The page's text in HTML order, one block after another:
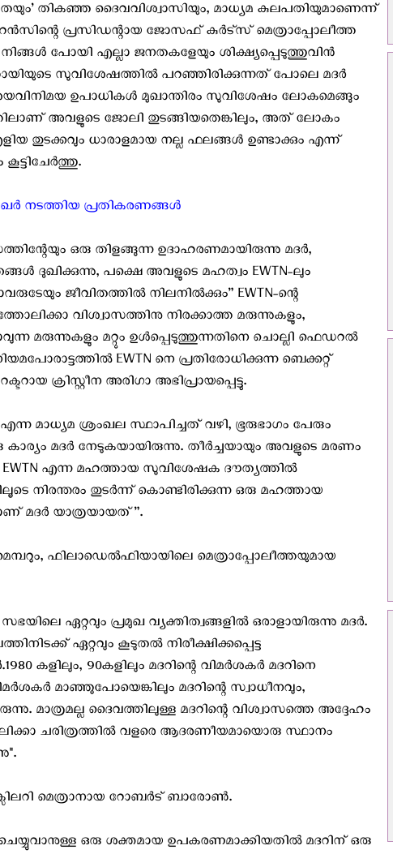
തികഞ്ഞ ദൈവവിശ്വാസിയും, മാധ്യമ കുലപതിയുമാണെന്ന്
പ്രസിഡന്റായ ജോസഫ് കുര്‍ട്സ് മെത്രാപ്പോലീത്ത
പോയി എല്ലാ ജനതകളേയും ശിക്ഷ്യപ്പെടുത്തുവിന്‍
സുവിശേഷത്തില്‍ പറഞ്ഞിരിക്കുന്നത് പോലെ മദര്‍
ഉപാധികള്‍ മുഖാന്തിരം സുവിശേഷം ലോകമെങ്ങും
അവളുടെ ജോലി തുടങ്ങിയതെങ്കിലും, അത് ലോകം
തുടക്കവും ധാരാളമായ നല്ല ഫലങ്ങള്‍ ഉണ്ടാക്കും എന്ന്
നടത്തിയ പ്രതികരണങ്ങള്‍
ഒരു തിളങ്ങുന്ന ഉദാഹരണമായിരുന്നു മദര്‍,
ദുഖിക്കുന്നു, പക്ഷെ അവളുടെ മഹത്വം EWTN-ലും
ജീവിതത്തില്‍ നിലനില്‍ക്കും” EWTN-ന്റെ
വിശ്വാസത്തിനു നിരക്കാത്ത മരുന്നുകളും,
മരുന്നുകളും മറ്റും ഉള്‍പ്പെടുത്തുന്നതിനെ ചൊല്ലി ഫെഡറല്‍
EWTN നെ പ്രതിരോധിക്കുന്ന ബെക്കറ്റ്
ക്രിസ്റ്റീന അരിഗാ അഭിപ്രായപ്പെട്ടു.
മാധ്യമ ശ്രംഖല സ്ഥാപിച്ചത് വഴി, ഭൂരുഭാഗം പേരും
മദര്‍ നേടുകയായിരുന്നു. തീര്‍ച്ചയായും അവളുടെ മരണം
എന്ന മഹത്തായ സുവിശേഷക ദൗത്യത്തില്‍
നിരന്തരം തുടര്‍ന്ന് കൊണ്ടിരിക്കുന്ന ഒരു മഹത്തായ
മദര്‍ യാത്രയായത്”.
ഫിലാഡെല്‍ഫിയായിലെ മെത്രാപ്പോലീത്തയുമായ
ഏറ്റവും പ്രമുഖ വ്യക്തിത്വങ്ങളില്‍ ഒരാളായിരുന്നു മദര്‍.
ഏറ്റവും കൂടുതല്‍ നിരീക്ഷിക്കപ്പെട്ട
കളിലും, 90കളിലും മദറിന്റെ വിമര്‍ശകര്‍ മദറിനെ
മാഞ്ഞുപോയെങ്കിലും മദറിന്റെ സ്വാധീനവും,
മാത്രമല്ല ദൈവത്തിലുള്ള മദറിന്റെ വിശ്വാസത്തെ അദ്ദേഹം
ചരിത്രത്തില്‍ വളരെ ആദരണീയമായൊരു സ്ഥാനം
മെത്രാനായ റോബര്‍ട് ബാരോണ്‍.
ചെയ്യുവാനുള്ള ഒരു ശക്തമായ ഉപകരണമാക്കിയതില്‍ മദറിന് ഒരു